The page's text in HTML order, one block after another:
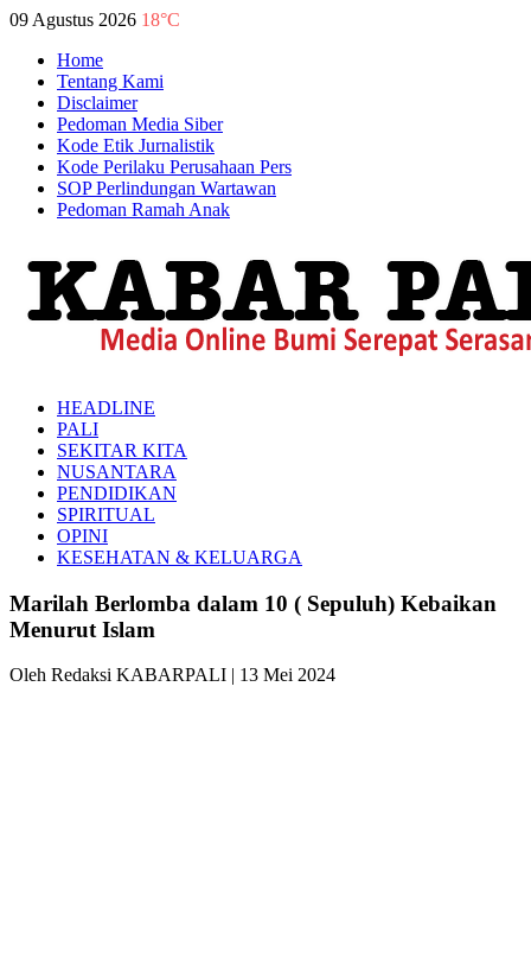
09 Agustus 2026 18°C
Home
Tentang Kami
Disclaimer
Pedoman Media Siber
Kode Etik Jurnalistik
Kode Perilaku Perusahaan Pers
SOP Perlindungan Wartawan
Pedoman Ramah Anak
HEADLINE
PALI
SEKITAR KITA
NUSANTARA
PENDIDIKAN
SPIRITUAL
OPINI
KESEHATAN & KELUARGA
Marilah Berlomba dalam 10 ( Sepuluh) Kebaikan
Menurut Islam
Oleh Redaksi KABARPALI | 13 Mei 2024